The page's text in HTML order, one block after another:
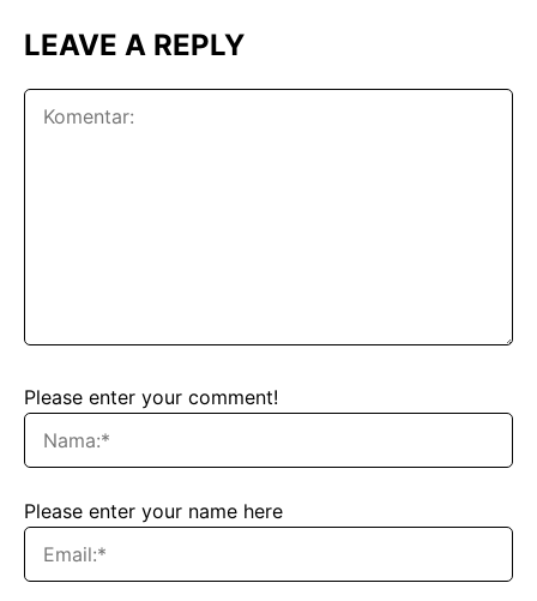
LEAVE A REPLY
Please enter your comment!
Please enter your name here